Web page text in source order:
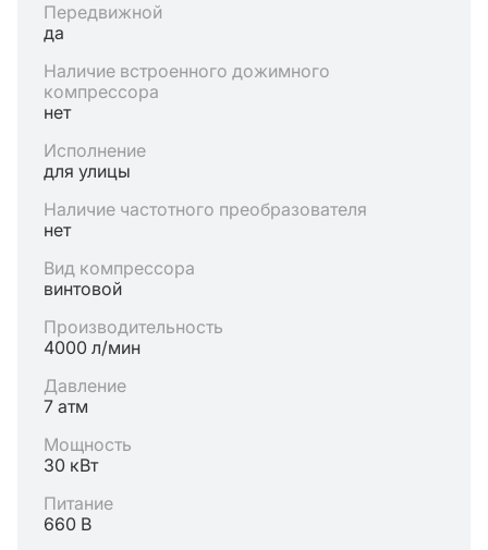
Передвижной
да
Наличие встроенного дожимного
компрессора
нет
Исполнение
для улицы
Наличие частотного преобразователя
нет
Вид компрессора
винтовой
Производительность
4000 л/мин
Давление
7 атм
Мощность
30 кВт
Питание
660 В